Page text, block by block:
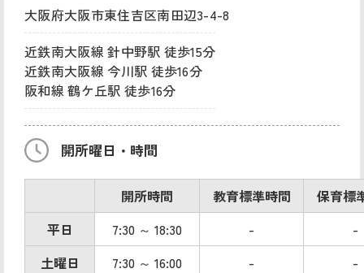
大阪府大阪市東住吉区南田辺3-4-8
近鉄南大阪線 針中野駅 徒歩15分
近鉄南大阪線 今川駅 徒歩16分
阪和線 鶴ケ丘駅 徒歩16分
開所曜日・時間
開所時間 教育標準時間
保育標
平日
7:30 ～ 18:30 -
-
土曜日
7:30 ～ 16:00 -
-